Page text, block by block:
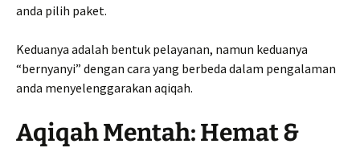
anda pilih paket.
Keduanya adalah bentuk pelayanan, namun keduanya
“bernyanyi” dengan cara yang berbeda dalam pengalaman
anda menyelenggarakan aqiqah.
Aqiqah Mentah: Hemat &